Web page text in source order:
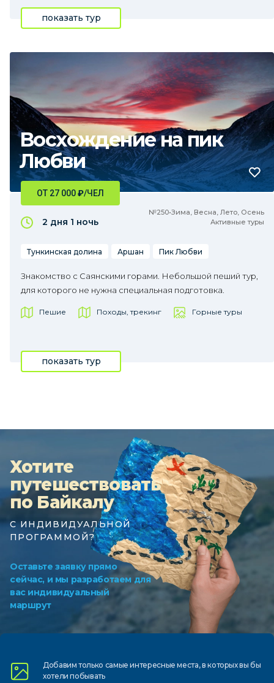
показать тур
Восхождение на пик
Любви
№250•Зима, Весна, Лето, Осень
Активные туры
ОТ 27 000₽/ЧЕЛ
2 дня 1 ночь
Тункинская долина Аршан Пик Любви
Знакомство с Саянскими горами. Небольшой пеший тур,
для которого не нужна специальная подготовка.
Пешие Походы, трекинг Горные туры
показать тур
Хотите
путешествовать
по Байкалу
С ИНДИВИДУАЛЬНОЙ
ПРОГРАММОЙ?
Оставьте заявку прямо
сейчас, и мы разработаем для
вас индивидуальный
маршрут
Добавим только самыеинтересные места, в которыхвы бы
хотели побывать